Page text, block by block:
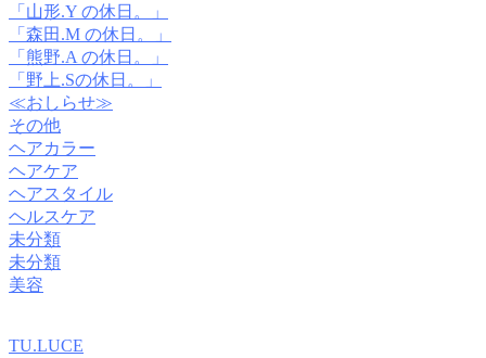
「山形.Y の休日。」
「森田.M の休日。」
「熊野.A の休日。」
「野上.Sの休日。」
≪おしらせ≫
その他
ヘアカラー
ヘアケア
ヘアスタイル
ヘルスケア
未分類
未分類
美容
TU.LUCE